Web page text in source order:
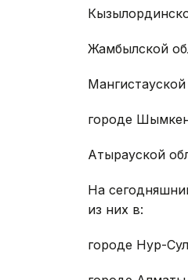
Жамбылской
городе
Атырауской
На
из них в:
городе Нур-